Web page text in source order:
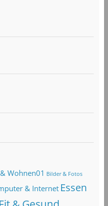
Wohnen01 Bilder & Fotos
& Internet Essen